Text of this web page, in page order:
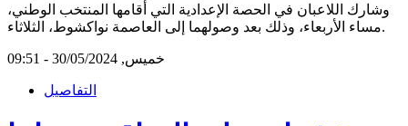
وشارك اللاعبان في الحصة الإعدادية التي أقامها المنتخب الوطني،
مساء الأربعاء، وذلك بعد وصولهما إلى العاصمة نواكشوط، الثلاثاء.
خميس, 30/05/2024 - 09:51
التفاصيل